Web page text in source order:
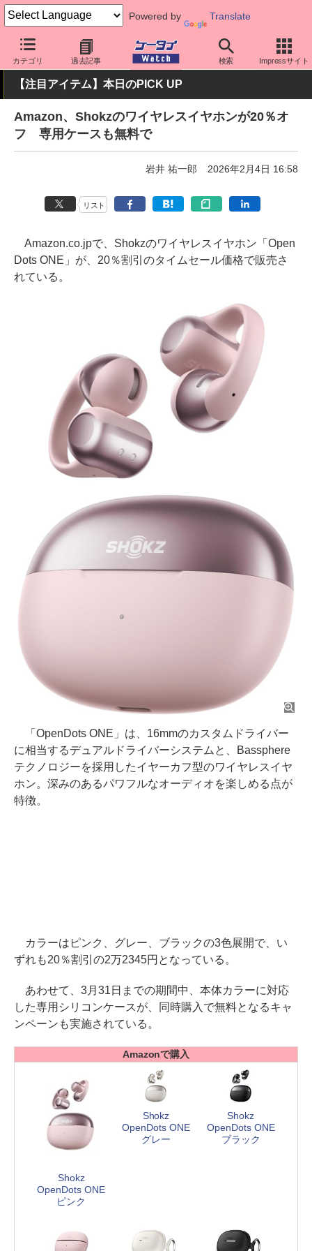
Powered by Translate
カテゴリ 過去記事 検索 Impressサイト
ケータイ Watch 周辺機器/アクセサリー オーディオ
【注目アイテム】本日のPICK UP
Amazon、Shokzのワイヤレスイヤホンが20％オ
フ 専用ケースも無料で
岩井 祐一郎 2026年2月4日 16:58
リスト
Amazon.co.jpで、Shokzのワイヤレスイヤホン「Open
Dots ONE」が、20％割引のタイムセール価格で販売さ
れている。
「OpenDots ONE」は、16mmのカスタムドライバー
に相当するデュアルドライバーシステムと、Bassphere
テクノロジーを採用したイヤーカフ型のワイヤレスイヤ
ホン。深みのあるパワフルなオーディオを楽しめる点が
特徴。
カラーはピンク、グレー、ブラックの3色展開で、い
ずれも20％割引の2万2345円となっている。
あわせて、3月31日までの期間中、本体カラーに対応
した専用シリコンケースが、同時購入で無料となるキャ
ンペーンも実施されている。
Amazonで購入
Shokz
OpenDots ONE
ピンク
Shokz
OpenDots ONE
グレー
Shokz
OpenDots ONE
ブラック